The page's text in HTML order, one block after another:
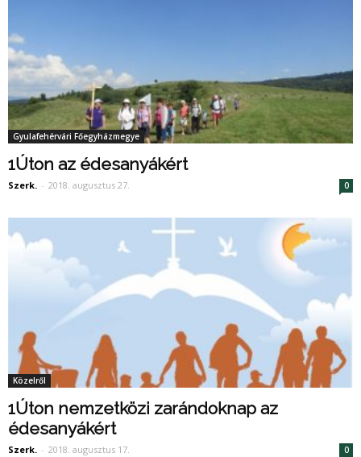
Gyulafehérvári Főegyházmegye
1Úton az édesanyákért
Szerk. - 2018. augusztus 27. 0
Közelről
1Úton nemzetközi zarándoknap az
édesanyákért
Szerk. - 2018. augusztus 17. 0